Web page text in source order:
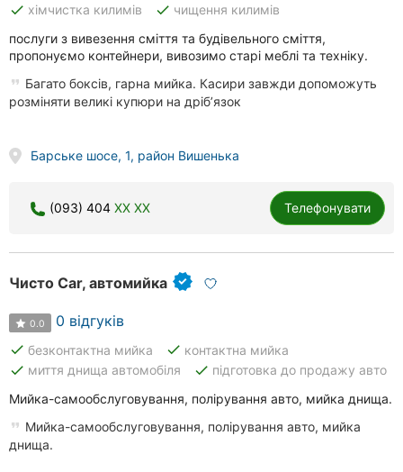
done хімчистка килимів done чищення килимів
послуги з вивезення сміття та будівельного сміття,
пропонуємо контейнери, вивозимо старі меблі та техніку.
Багато боксів, гарна мийка. Касири завжди допоможуть
розміняти великі купюри на дрібʼязок
Барське шосе, 1, район Вишенька
(093) 404 XX XX Телефонувати
Чисто Car, автомийка
0.0 0 відгуків
done безконтактна мийка done контактна мийка
done миття днища автомобіля done підготовка до продажу авто
Мийка-самообслуговування, полірування авто, мийка днища.
Мийка-самообслуговування, полірування авто, мийка
днища.